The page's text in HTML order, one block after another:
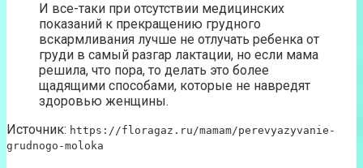
И все-таки при отсутствии медицинских
показаний к прекращению грудного
вскармливания лучше не отлучать ребенка от
груди в самый разгар лактации, но если мама
решила, что пора, то делать это более
щадящими способами, которые не навредят
здоровью женщины.
Источник: https://floragaz.ru/mamam/perevyazyvanie-
grudnogo-moloka